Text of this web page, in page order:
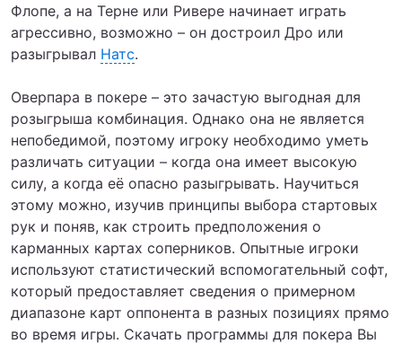
Флопе, а на Терне или Ривере начинает играть
агрессивно, возможно – он достроил Дро или
разыгрывал Натс.
Оверпара в покере – это зачастую выгодная для
розыгрыша комбинация. Однако она не является
непобедимой, поэтому игроку необходимо уметь
различать ситуации – когда она имеет высокую
силу, а когда её опасно разыгрывать. Научиться
этому можно, изучив принципы выбора стартовых
рук и поняв, как строить предположения о
карманных картах соперников. Опытные игроки
используют статистический вспомогательный софт,
который предоставляет сведения о примерном
диапазоне карт оппонента в разных позициях прямо
во время игры. Скачать программы для покера Вы